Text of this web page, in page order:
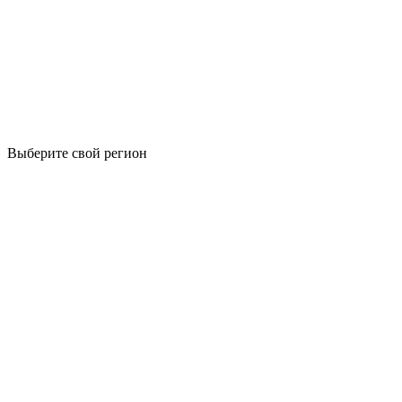
Выберите свой регион